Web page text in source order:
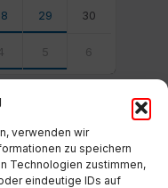
verwenden wir
zu speichern
Technologien zustimmen,
eindeutige IDs auf
29 30
5 6